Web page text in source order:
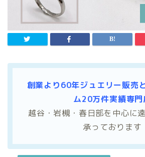
創業より60年ジュエリー販売
ム20万件実績専門
越谷・岩槻・春日部を中心に
承っております